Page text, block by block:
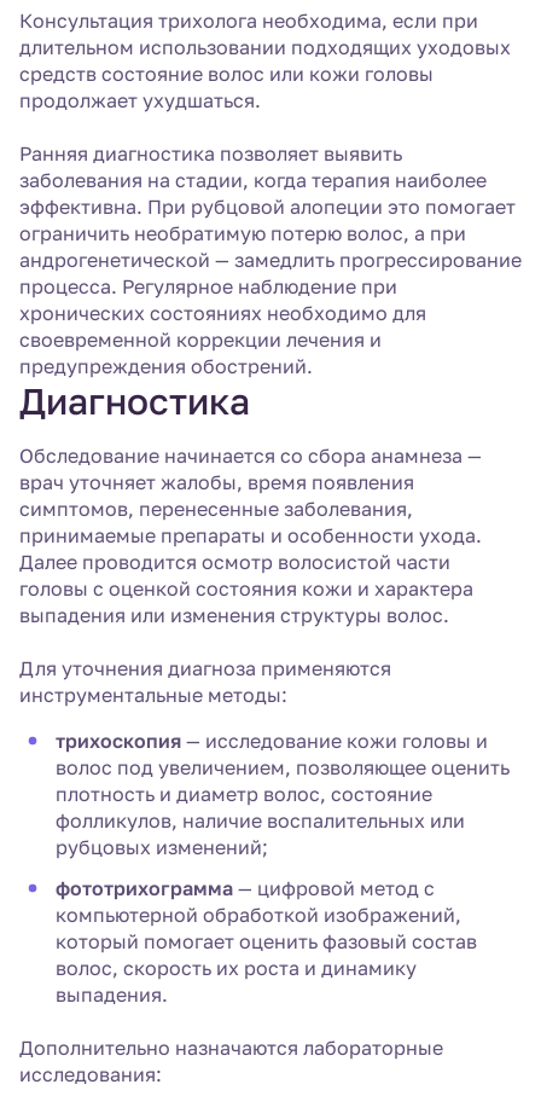
Консультация трихолога необходима, если при
длительном использовании подходящих уходовых
средств состояние волос или кожи головы
продолжает ухудшаться.
Ранняя диагностика позволяет выявить
заболевания на стадии, когда терапия наиболее
эффективна. При рубцовой алопеции это помогает
ограничить необратимую потерю волос, а при
андрогенетической — замедлить прогрессирование
процесса. Регулярное наблюдение при
хронических состояниях необходимо для
своевременной коррекции лечения и
предупреждения обострений.
Диагностика
Обследование начинается со сбора анамнеза —
врач уточняет жалобы, время появления
симптомов, перенесенные заболевания,
принимаемые препараты и особенности ухода.
Далее проводится осмотр волосистой части
головы с оценкой состояния кожи и характера
выпадения или изменения структуры волос.
Для уточнения диагноза применяются
инструментальные методы:
трихоскопия — исследование кожи головы и
волос под увеличением, позволяющее оценить
плотность и диаметр волос, состояние
фолликулов, наличие воспалительных или
рубцовых изменений;
фототрихограмма — цифровой метод с
компьютерной обработкой изображений,
который помогает оценить фазовый состав
волос, скорость их роста и динамику
выпадения.
Дополнительно назначаются лабораторные
исследования: